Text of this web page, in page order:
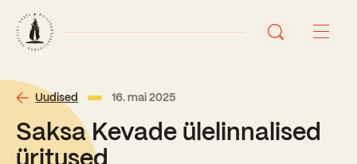
Avaleht
Uudised
Uudised 16. mai 2025
Saksa Kevade ülelinnalised